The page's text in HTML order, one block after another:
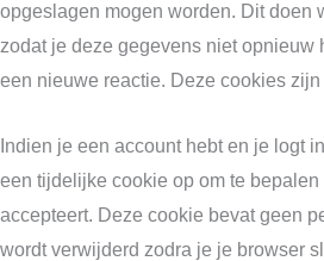
opgeslagen mogen worden. Dit doen
zodat je deze gegevens niet opnieuw
een nieuwe reactie. Deze cookies
Indien je een account hebt en je logt
een tijdelijke cookie op om te
accepteert. Deze cookie bevat geen
wordt verwijderd zodra je je browser